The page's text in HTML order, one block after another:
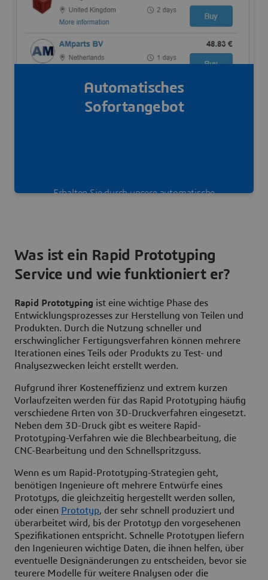
Automatisches
Sofortangebot
Erhalten Sie durch unsere automatische
Was ist ein Rapid Prototyping
Service und wie funktioniert er?
Rapid Prototyping ist eine wichtige Phase des
Entwicklungsprozesses zur Herstellung von Teilen und
Produkten. Durch die Nutzung schneller und
erschwinglicher Fertigungsverfahren können mehrere
Iterationen eines Teils oder Produkts zu Test- und
Analysezwecken leicht erstellt werden.
Aufgrund ihrer Kosteneffizienz und extrem kurzen
Vorlaufzeiten werden für das Rapid Prototyping häufig
verschiedene Arten von 3D-Druckverfahren eingesetzt.
Neben dem 3D-Druck gibt es weitere Rapid-
Prototyping-Verfahren wie die Blechbearbeitung, die
CNC-Bearbeitung und den Schnellspritzguss.
Wenn es um Rapid-Prototyping-Strategien geht,
benötigen Ingenieure oft mehrere Entwürfe eines
Prototyps, die gleichzeitig hergestellt werden sollen,
oder einen Prototyp, der sehr schnell produziert und
überarbeitet wird, bis der Prototyp den vorgesehenen
Spezifikationen entspricht. Schnelle Prototypen liefern
den Ingenieuren wichtige Daten, die ihnen helfen, über
eventuelle Designänderungen zu entscheiden, bevor sie
teurere Modelle für weitere Analysen oder die